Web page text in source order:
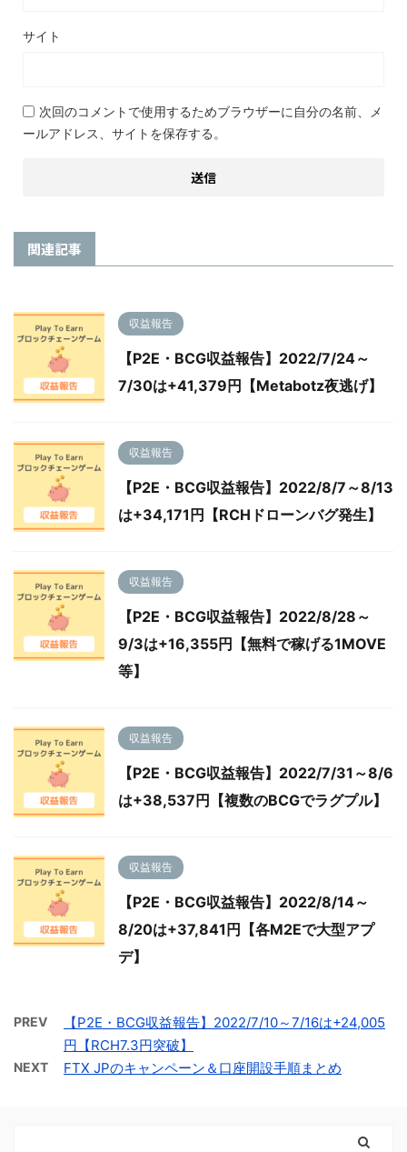
サイト
次回のコメントで使用するためブラウザーに自分の名前、メ
ールアドレス、サイトを保存する。
関連記事
収益報告
【P2E・BCG収益報告】2022/7/24～
7/30は+41,379円【Metabotz夜逃げ】
収益報告
【P2E・BCG収益報告】2022/8/7～8/13
は+34,171円【RCHドローンバグ発生】
収益報告
【P2E・BCG収益報告】2022/8/28～
9/3は+16,355円【無料で稼げる1MOVE
等】
収益報告
【P2E・BCG収益報告】2022/7/31～8/6
は+38,537円【複数のBCGでラグプル】
収益報告
【P2E・BCG収益報告】2022/8/14～
8/20は+37,841円【各M2Eで大型アプ
デ】
PREV
【P2E・BCG収益報告】2022/7/10～7/16は+24,005
円【RCH7.3円突破】
NEXT FTX JPのキャンペーン＆口座開設手順まとめ